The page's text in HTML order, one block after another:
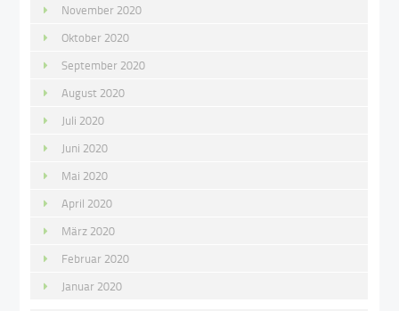
November 2020
Oktober 2020
September 2020
August 2020
Juli 2020
Juni 2020
Mai 2020
April 2020
März 2020
Februar 2020
Januar 2020